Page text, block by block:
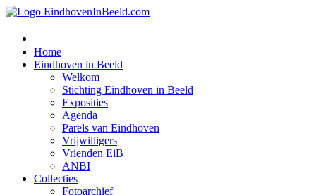
Home
Eindhoven in Beeld
Welkom
Stichting Eindhoven in Beeld
Exposities
Agenda
Parels van Eindhoven
Vrijwilligers
Vrienden EiB
ANBI
Collecties
Fotoarchief